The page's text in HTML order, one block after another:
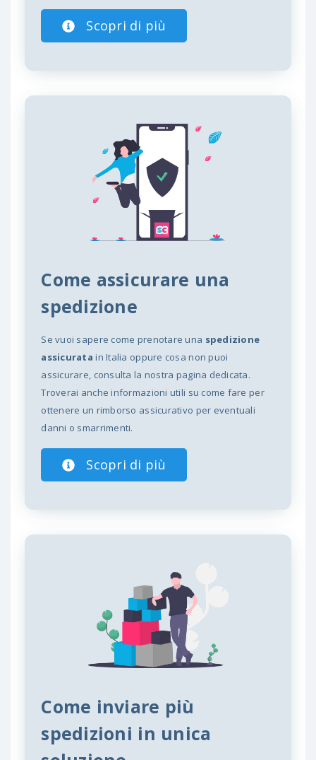
Scopri di più
Come assicurare una
spedizione
Se vuoi sapere come prenotare una spedizione
assicurata in Italia oppure cosa non puoi
assicurare, consulta la nostra pagina dedicata.
Troverai anche informazioni utili su come fare per
ottenere un rimborso assicurativo per eventuali
danni o smarrimenti.
Scopri di più
Come inviare più
spedizioni in unica